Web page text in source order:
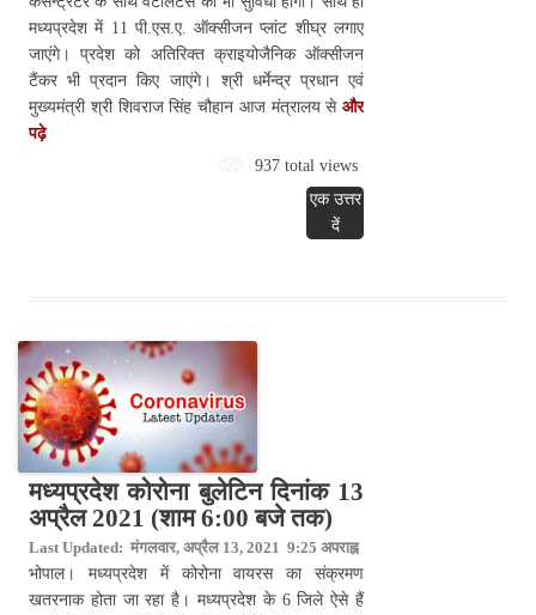
मध्यप्रदेश में 11 पी.एस.ए. ऑक्सीजन प्लांट शीघ्र लगाए
जाएंगे। प्रदेश को अतिरिक्त क्राइयोजैनिक ऑक्सीजन
टैंकर भी प्रदान किए जाएंगे। श्री धर्मेन्द्र प्रधान एवं
मुख्यमंत्री श्री शिवराज सिंह चौहान आज मंत्रालय से और
पढ़े
937 total views
एक उत्तर
दें
मध्यप्रदेश कोरोना बुलेटिन दिनांक 13
अप्रैल 2021 (शाम 6:00 बजे तक)
Last Updated: मंगलवार, अप्रैल 13, 2021 9:25 अपराह्न
भोपाल। मध्यप्रदेश में कोरोना वायरस का संक्रमण
खतरनाक होता जा रहा है। मध्यप्रदेश के 6 जिले ऐसे हैं